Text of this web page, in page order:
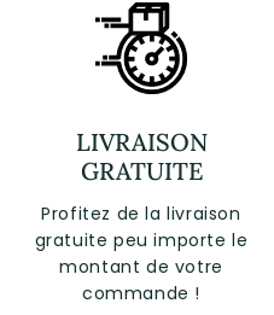
LIVRAISON
GRATUITE
Profitez de la livraison
gratuite peu importe le
montant de votre
commande !